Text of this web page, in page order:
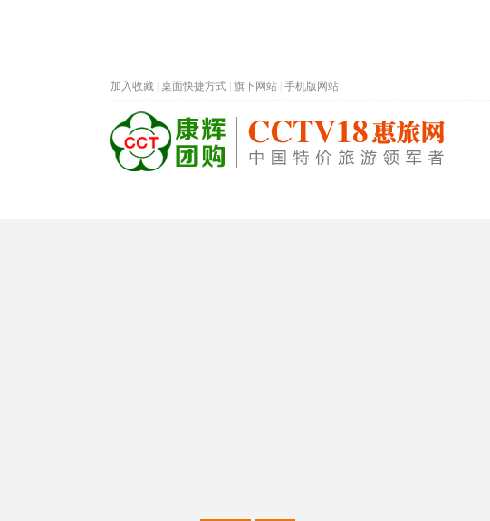
加入收藏 桌面快捷方式 旗下网站 手机版网站